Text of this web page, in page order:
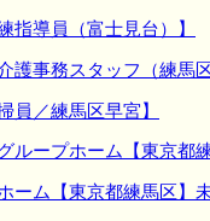
導員（富士見台）】
事務スタッフ（練馬区
／練馬区早宮】
ープホーム【東京都練
ム【東京都練馬区】未